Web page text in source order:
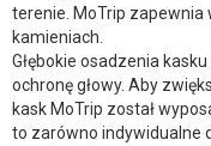
terenie. MoTrip
kamieniach.
Głębokie osadzenia
ochronę głowy. Aby
kask MoTrip został
to zarówno indywidualne